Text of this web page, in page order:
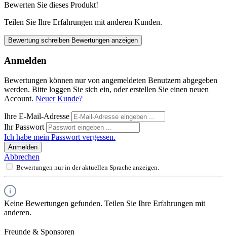
Bewerten Sie dieses Produkt!
Teilen Sie Ihre Erfahrungen mit anderen Kunden.
Bewertung schreiben Bewertungen anzeigen
Anmelden
Bewertungen können nur von angemeldeten Benutzern abgegeben
werden. Bitte loggen Sie sich ein, oder erstellen Sie einen neuen
Account. Neuer Kunde?
Ihre E-Mail-Adresse
Ihr Passwort
Ich habe mein Passwort vergessen.
Anmelden
Abbrechen
Bewertungen nur in der aktuellen Sprache anzeigen.
Keine Bewertungen gefunden. Teilen Sie Ihre Erfahrungen mit
anderen.
Freunde & Sponsoren